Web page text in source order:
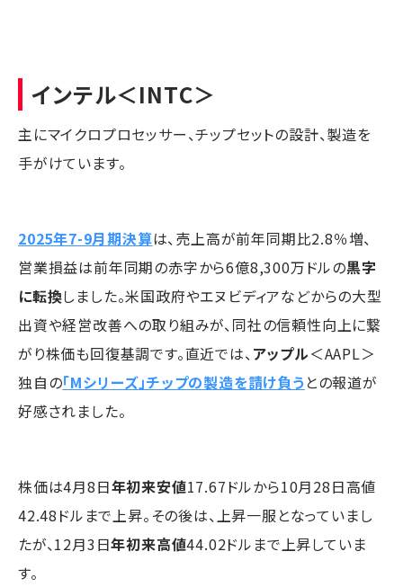
インテル＜INTC＞
主にマイクロプロセッサー、チップセットの設計、製造を
手がけています。
2025年7-9月期決算は、売上高が前年同期比2.8％増、
営業損益は前年同期の赤字から6億8,300万ドルの黒字
に転換しました。米国政府やエヌビディアなどからの大型
出資や経営改善への取り組みが、同社の信頼性向上に繋
がり株価も回復基調です。直近では、アップル＜AAPL＞
独自の「Mシリーズ」チップの製造を請け負う との報道が
好感されました。
株価は4月8日年初来安値17.67ドルから10月28日高値
42.48ドルまで上昇。その後は、上昇一服となっていまし
たが、12月3日年初来高値44.02ドルまで上昇していま
す。